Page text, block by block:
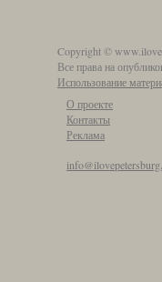
Copyright ©
Все права на
Использование
О проекте
Контакты
Реклама